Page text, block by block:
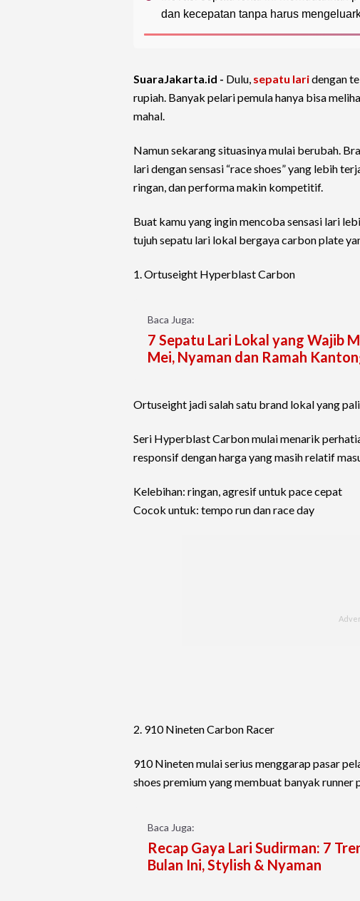
dan kecepatan tanpa harus
SuaraJakarta.id - Dulu, sepatu laridengan
rupiah. Banyak pelari pemula hanya bisa
mahal.
Namun sekarang situasinya mulai berubah.
lari dengan sensasi “race shoes” yang lebih
ringan, dan performa makin kompetitif.
Buat kamu yang ingin mencoba sensasi lari
tujuh sepatu lari lokal bergaya carbon plate
1. Ortuseight Hyperblast Carbon
Baca Juga:
7 Sepatu Lari Lokal yang Wajib
Mei, Nyaman dan Ramah
Ortuseight jadi salah satu brand lokal yang
Seri Hyperblast Carbon mulai menarik
responsif dengan harga yang masih relatif
Kelebihan: ringan, agresif untuk pace cepat
Cocok untuk: tempo run dan race day
2. 910 Nineten Carbon Racer
910 Nineten mulai serius menggarap pasar
shoes premium yang membuat banyak runner
Baca Juga:
Recap Gaya Lari Sudirman: 7
Bulan Ini, Stylish & Nyaman